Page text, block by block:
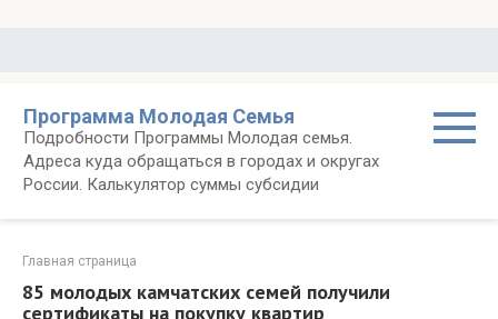
Программа Молодая Семья
Подробности Программы Молодая семья.
Адреса куда обращаться в городах и округах
России. Калькулятор суммы субсидии
Главная страница
85 молодых камчатских семей получили
сертификаты на покупку квартир